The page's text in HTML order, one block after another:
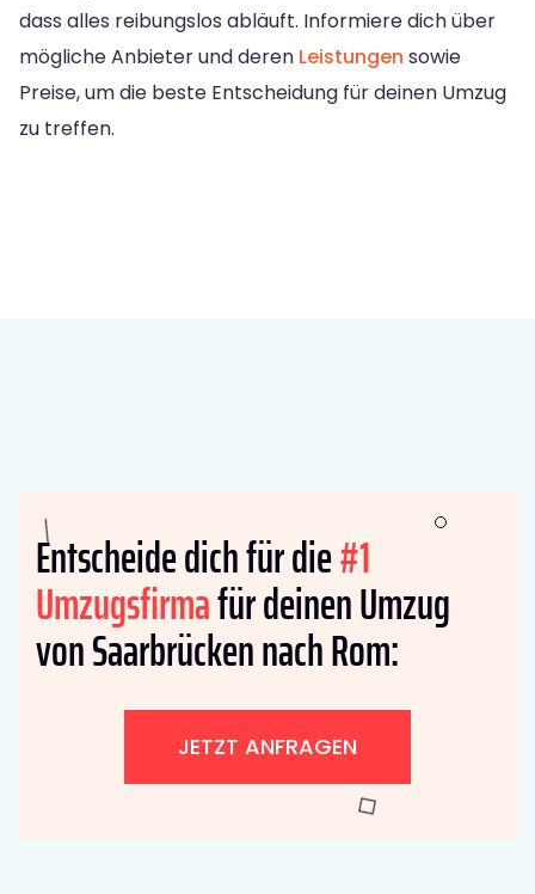
dass alles reibungslos abläuft. Informiere dich über
mögliche Anbieter und deren Leistungen sowie
Preise, um die beste Entscheidung für deinen Umzug
zu treffen.
Entscheide dich für die#1
Umzugsfirmafür deinen Umzug
von Saarbrücken nach Rom:
JETZT ANFRAGEN